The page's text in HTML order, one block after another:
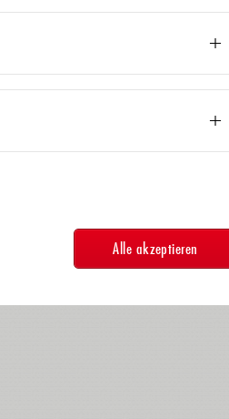
Alle akzeptieren